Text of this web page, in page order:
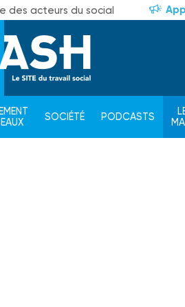
des acteurs du social
SOCIÉTÉ PODCASTS